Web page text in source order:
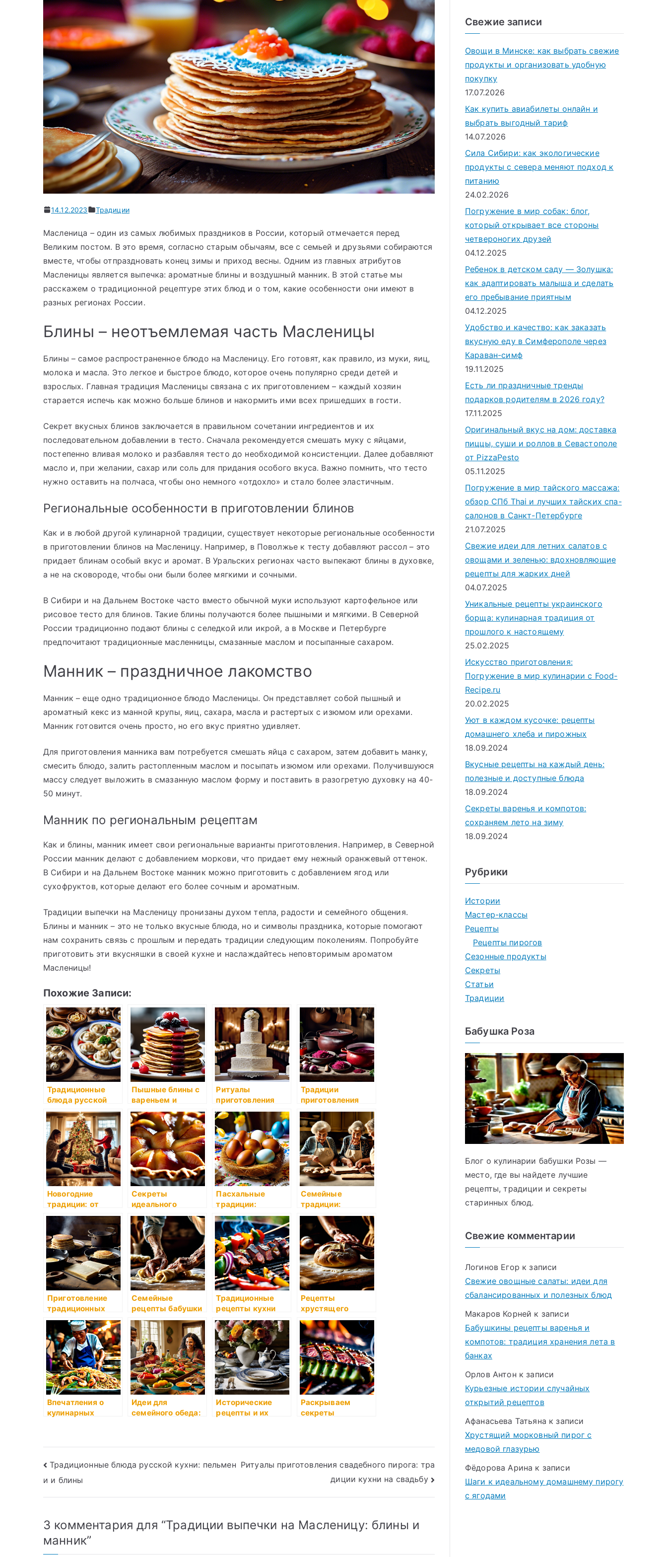
14.12.2023 Традиции
Масленица – один из самых любимых праздников в России, который отмечается перед
Великим постом. В это время, согласно старым обычаям, все с семьей и друзьями собираются
вместе, чтобы отпраздновать конец зимы и приход весны. Одним из главных атрибутов
Масленицы является выпечка: ароматные блины и воздушный манник. В этой статье мы
расскажем о традиционной рецептуре этих блюд и о том, какие особенности они имеют в
разных регионах России.
Блины – неотъемлемая часть Масленицы
Блины – самое распространенное блюдо на Масленицу. Его готовят, как правило, из муки, яиц,
молока и масла. Это легкое и быстрое блюдо, которое очень популярно среди детей и
взрослых. Главная традиция Масленицы связана с их приготовлением – каждый хозяин
старается испечь как можно больше блинов и накормить ими всех пришедших в гости.
Секрет вкусных блинов заключается в правильном сочетании ингредиентов и их
последовательном добавлении в тесто. Сначала рекомендуется смешать муку с яйцами,
постепенно вливая молоко и разбавляя тесто до необходимой консистенции. Далее добавляют
масло и, при желании, сахар или соль для придания особого вкуса. Важно помнить, что тесто
нужно оставить на полчаса, чтобы оно немного «отдохло» и стало более эластичным.
Региональные особенности в приготовлении блинов
Как и в любой другой кулинарной традиции, существует некоторые региональные особенности
в приготовлении блинов на Масленицу. Например, в Поволжье к тесту добавляют рассол – это
придает блинам особый вкус и аромат. В Уральских регионах часто выпекают блины в духовке,
а не на сковороде, чтобы они были более мягкими и сочными.
В Сибири и на Дальнем Востоке часто вместо обычной муки используют картофельное или
рисовое тесто для блинов. Такие блины получаются более пышными и мягкими. В Северной
России традиционно подают блины с селедкой или икрой, а в Москве и Петербурге
предпочитают традиционные масленницы, смазанные маслом и посыпанные сахаром.
Манник – праздничное лакомство
Манник – еще одно традиционное блюдо Масленицы. Он представляет собой пышный и
ароматный кекс из манной крупы, яиц, сахара, масла и растертых с изюмом или орехами.
Манник готовится очень просто, но его вкус приятно удивляет.
Для приготовления манника вам потребуется смешать яйца с сахаром, затем добавить манку,
смесить блюдо, залить растопленным маслом и посыпать изюмом или орехами. Получившуюся
массу следует выложить в смазанную маслом форму и поставить в разогретую духовку на 40-
50 минут.
Манник по региональным рецептам
Как и блины, манник имеет свои региональные варианты приготовления. Например, в Северной
России манник делают с добавлением моркови, что придает ему нежный оранжевый оттенок.
В Сибири и на Дальнем Востоке манник можно приготовить с добавлением ягод или
сухофруктов, которые делают его более сочным и ароматным.
Традиции выпечки на Масленицу пронизаны духом тепла, радости и семейного общения.
Блины и манник – это не только вкусные блюда, но и символы праздника, которые помогают
нам сохранить связь с прошлым и передать традиции следующим поколениям. Попробуйте
приготовить эти вкусняшки в своей кухне и наслаждайтесь неповторимым ароматом
Масленицы!
Похожие Записи:
Традиционные
блюда русской
кухни: пельмени и
блины
Пышные блины с
вареньем и
сливочным
маслом
Ритуалы
приготовления
свадебного
пирога: традиции
кухни на свадьбу
Традиции
приготовления
вкусного борща:
секреты бабушки
Розы
Новогодние
традиции: от
предновогодней
уборки до
приготовления
оливье
Секреты
идеального
выпечки:
расскажем о
тонкостях и
секретах
пекарства
Пасхальные
традиции:
пасхальные
куличи и крашенки
Семейные
традиции:
бабушкины
рецепты тортов
на день рождения
Приготовление
традиционных
блинчиков
Семейные
рецепты бабушки
Розы
Традиционные
рецепты кухни
Кавказа: шашлык
и хачапури
Рецепты
хрустящего
домашнего хлеба
Впечатления о
кулинарных
Идеи для
семейного обеда:
Исторические
рецепты и их
Раскрываем
секреты
Навигация
по
Традиционные блюда русской кухни: пельмен
и и блины
Ритуалы приготовления свадебного пирога: тра
диции кухни на свадьбу
3 комментария для “Традиции выпечки на Масленицу: блины и
манник”
Свежие записи
Овощи в Минске: как выбрать свежие
продукты и организовать удобную
покупку
17.07.2026
Как купить авиабилеты онлайн и
выбрать выгодный тариф
14.07.2026
Сила Сибири: как экологические
продукты с севера меняют подход к
питанию
24.02.2026
Погружение в мир собак: блог,
который открывает все стороны
четвероногих друзей
04.12.2025
Ребенок в детском саду — Золушка:
как адаптировать малыша и сделать
его пребывание приятным
04.12.2025
Удобство и качество: как заказать
вкусную еду в Симферополе через
Караван-симф
19.11.2025
Есть ли праздничные тренды
подарков родителям в 2026 году?
17.11.2025
Оригинальный вкус на дом: доставка
пиццы, суши и роллов в Севастополе
от PizzaPesto
05.11.2025
Погружение в мир тайского массажа:
обзор СПб Thai и лучших тайских спа-
салонов в Санкт-Петербурге
21.07.2025
Свежие идеи для летних салатов с
овощами и зеленью: вдохновляющие
рецепты для жарких дней
04.07.2025
Уникальные рецепты украинского
борща: кулинарная традиция от
прошлого к настоящему
25.02.2025
Искусство приготовления:
Погружение в мир кулинарии с Food-
Recipe.ru
20.02.2025
Уют в каждом кусочке: рецепты
домашнего хлеба и пирожных
18.09.2024
Вкусные рецепты на каждый день:
полезные и доступные блюда
18.09.2024
Секреты варенья и компотов:
сохраняем лето на зиму
18.09.2024
Рубрики
Истории
Мастер-классы
Рецепты
Рецепты пирогов
Сезонные продукты
Секреты
Статьи
Традиции
Бабушка Роза
Блог о кулинарии бабушки Розы —
место, где вы найдете лучшие
рецепты, традиции и секреты
старинных блюд.
Свежие комментарии
Логинов Егор к записи
Свежие овощные салаты: идеи для
сбалансированных и полезных блюд
Макаров Корней к записи
Бабушкины рецепты варенья и
компотов: традиция хранения лета в
банках
Орлов Антон к записи
Курьезные истории случайных
открытий рецептов
Афанасьева Татьяна к записи
Хрустящий морковный пирог с
медовой глазурью
Фёдорова Арина к записи
Шаги к идеальному домашнему пирогу
с ягодами